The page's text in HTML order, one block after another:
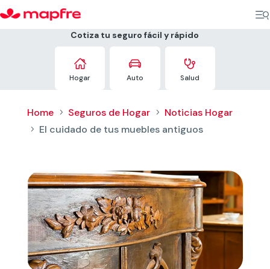
Cotiza tu seguro fácil y rápido

Hogar

Auto

Salud
Home 5 Seguros de Hogar 5 Noticias Hogar
5 El cuidado de tus muebles antiguos